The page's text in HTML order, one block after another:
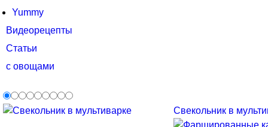
Yummy
Видеорецепты
Статьи
с овощами
Свекольник в